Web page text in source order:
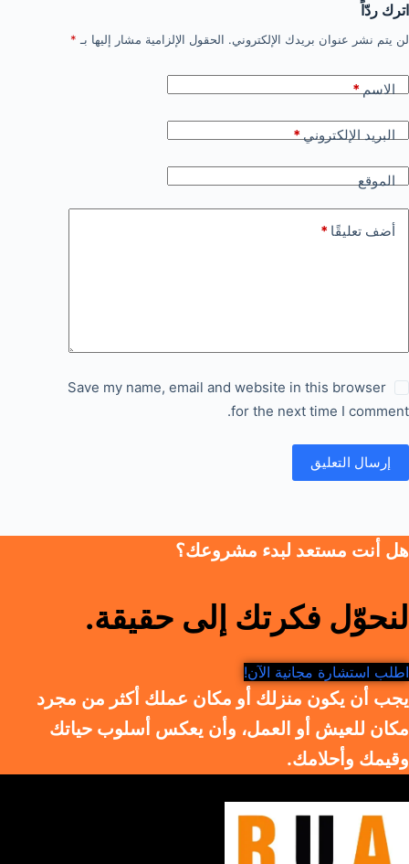
اترك ردّاً
لن يتم نشر عنوان بريدك الإلكتروني. الحقول الإلزامية مشار إليها بـ *
الاسم*
البريد الإلكتروني*
الموقع
أضف تعليقًا *
Save my name, email and website in this browser
for the next time I comment.
إرسال التعليق
هل أنت مستعد لبدء مشروعك؟
لنحوّل فكرتك إلى حقيقة.
اطلب استشارة مجانية الآن!
يجب أن يكون منزلك أو مكان عملك أكثر من مجرد
مكان للعيش أو العمل، وأن يعكس أسلوب حياتك
وقيمك وأحلامك.